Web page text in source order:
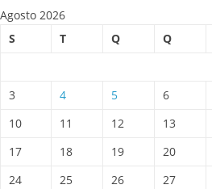
Agosto 2026
S
T Q Q
3
4 5 6
10
11 12 13
17
18 19 20
24
25 26 27